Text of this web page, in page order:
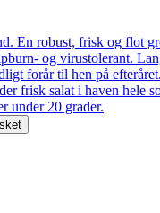
En robust, frisk og flot
og virustolerant.
forår til hen på
frisk salat i haven hele
under 20 grader.